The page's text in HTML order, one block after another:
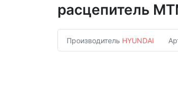
расцепитель
Производитель HYUNDAI